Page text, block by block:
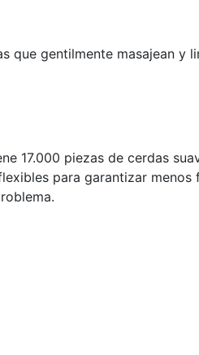
que gentilmente masajean
17.000 piezas de cerdas
para garantizar menos